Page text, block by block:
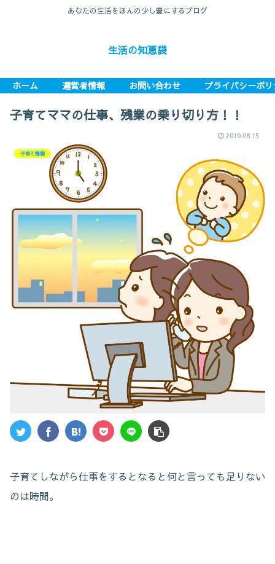
あなたの生活をほんの少し豊にするブログ
生活の知恵袋
ホーム 運営者情報 お問い合わせ プライバシーポ
子育てママの仕事、残業の乗り切り方！！
2019.08.15
子育て情報
子育てしながら仕事をするとなると何と言っても足りない
のは時間。